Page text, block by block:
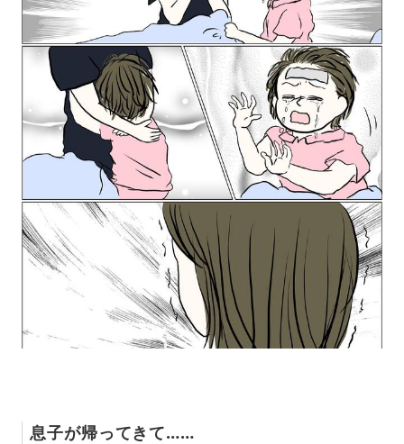
息子が帰ってきて……